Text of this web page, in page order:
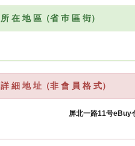
所 在 地 區（省 巿 區 街）
詳 細 地 址（非 會 員 格 式）